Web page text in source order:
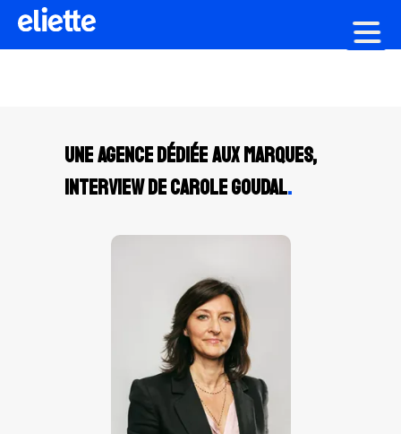
Une agence dédiée aux marques,
Interview de Carole Goudal.